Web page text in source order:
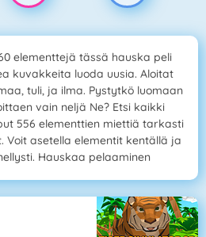
elementtejä tässä hauska peli
kuvakkeita luoda uusia. Aloitat
tuli, ja ilma. Pystytkö luomaan
vain neljä Ne? Etsi kaikki
556 elementtien miettiä tarkasti
Voit asetella elementit kentällä ja
Hauskaa pelaaminen